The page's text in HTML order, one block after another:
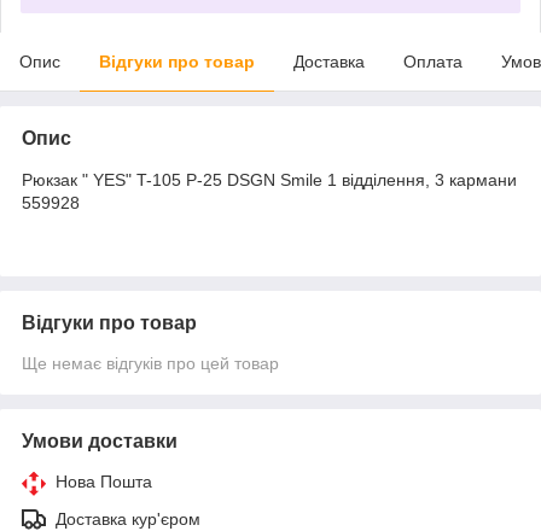
Опис Відгуки про товар Доставка Оплата
Опис
Рюкзак " YES" T-105 Р-25 DSGN Smile 1 відділення, 3 кармани
559928
Відгуки про товар
Ще немає відгуків про цей товар
Умови доставки
Нова Пошта
Доставка кур'єром